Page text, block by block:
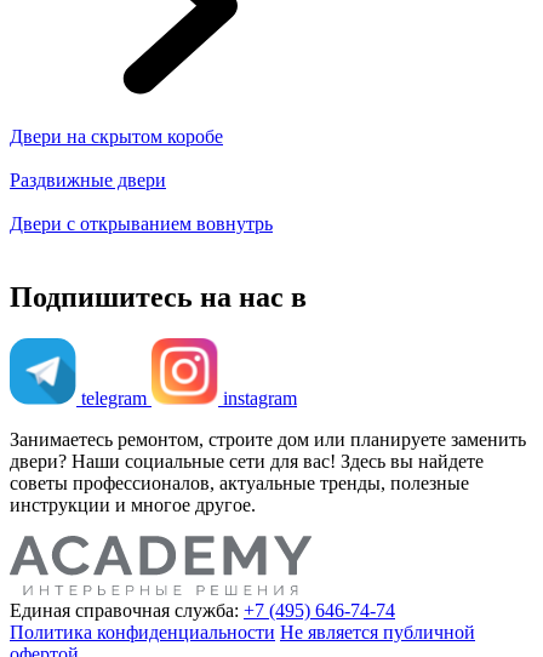
Двери на скрытом коробе
Раздвижные двери
Двери с открыванием вовнутрь
Подпишитесь на нас в
telegram
instagram
Занимаетесь ремонтом, строите дом или планируете заменить
двери? Наши социальные сети для вас! Здесь вы найдете
советы профессионалов, актуальные тренды, полезные
инструкции и многое другое.
Единая справочная служба: +7 (495) 646-74-74
Политика конфиденциальности Не является публичной